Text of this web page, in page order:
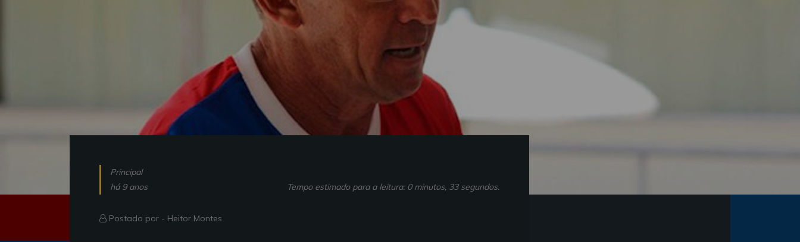
Principal
há 9 anos
Tempo estimado para a leitura: 0 minutos, 33 segundos.
Postado por - Heitor Montes